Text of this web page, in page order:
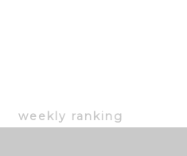
weekly ranking